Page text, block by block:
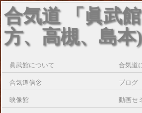
合気道 「眞武
方、高槻、島本)
眞武館について 合気道
合気道信念 ブログ
映像館 動画セ